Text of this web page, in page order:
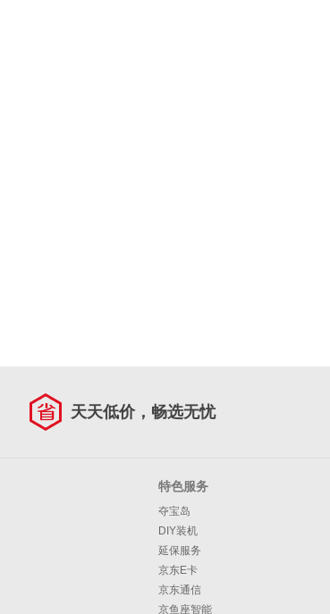
天天低价，畅选无忧
特色服务
夺宝岛
DIY装机
延保服务
京东E卡
京东通信
京鱼座智能